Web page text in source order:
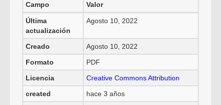
Campo Valor
Última
actualización
Agosto 10, 2022
Creado
Agosto 10, 2022
Formato
PDF
Licencia
Creative Commons Attribution
created
hace 3 años